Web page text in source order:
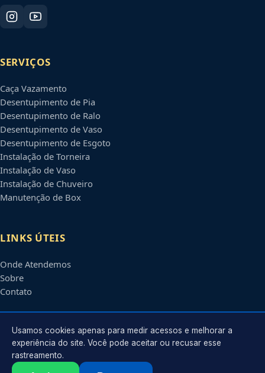
SERVIÇOS
Caça Vazamento
Desentupimento de Pia
Desentupimento de Ralo
Desentupimento de Vaso
Desentupimento de Esgoto
Instalação de Torneira
Instalação de Vaso
Instalação de Chuveiro
Manutenção de Box
LINKS ÚTEIS
Onde Atendemos
Sobre
Contato
CONTATO
Atendimento em
Usamos cookies apenas para medir acessos e melhorar a
experiência do site. Você pode aceitar ou recusar esse
rastreamento.